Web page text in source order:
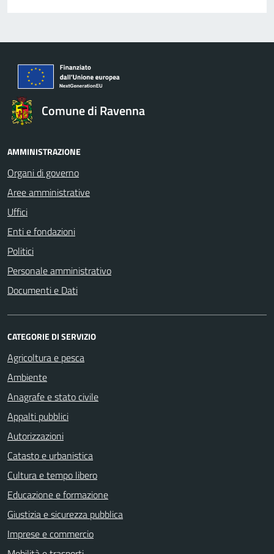
Comune di Ravenna
AMMINISTRAZIONE
Organi di governo
Aree amministrative
Uffici
Enti e fondazioni
Politici
Personale amministrativo
Documenti e Dati
CATEGORIE DI SERVIZIO
Agricoltura e pesca
Ambiente
Anagrafe e stato civile
Appalti pubblici
Autorizzazioni
Catasto e urbanistica
Cultura e tempo libero
Educazione e formazione
Giustizia e sicurezza pubblica
Imprese e commercio